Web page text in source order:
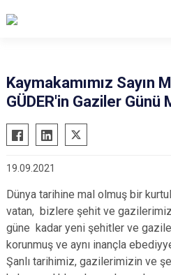
Bulanık
Hasköy
Malazgirt
Varto
Kaymakamımız Sayın
GÜDER'in Gaziler Günü
19.09.2021
Dünya tarihine mal olmuş bir
vatan, bizlere şehit ve
güne kadar yeni şehitler ve
korunmuş ve aynı inançla
Şanlı tarihimiz, gazilerimizin ve